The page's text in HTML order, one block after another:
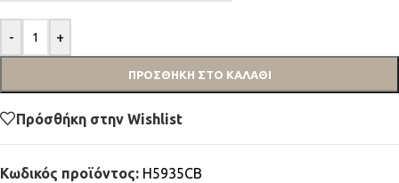
- +
ΠΡΟΣΘΉΚΗ ΣΤΟ ΚΑΛΆΘΙ
Πρόσθήκη στην Wishlist
Κωδικός προϊόντος: H5935CB